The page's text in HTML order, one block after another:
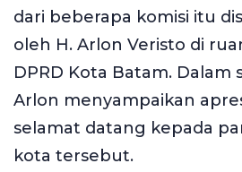
dari beberapa komisi itu
oleh H. Arlon Veristo di
DPRD Kota Batam. Dalam
Arlon menyampaikan
selamat datang kepada
kota tersebut.